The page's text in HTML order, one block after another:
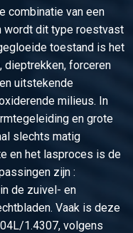
combinatie van een
wordt dit type roestvast
toestand is het
dieptrekken, forceren
uitstekende
milieus. In
en grote
slechts matig
en het lasproces is de
zijn :
de zuivel- en
Vaak is deze
1.4307, volgens